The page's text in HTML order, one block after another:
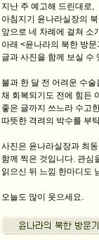
지난 주 예고해 드린대로,
아침지기 윤나라실장의
앞으로 네 차례에 걸쳐 소
아래 <윤나라의 북한 방문
글과 사진을 함께 보실 수
불과 한 달 전 어려운 수술
채 회복되기도 전에 힘든
좋은 글까지 쓰느라 수고
따뜻한 격려의 박수를 부
사진은 윤나라실장과 최동
함께 찍은 것입니다. 관심
읽으신 뒤 느낌 한마디도
오늘도 많이 웃으세요.